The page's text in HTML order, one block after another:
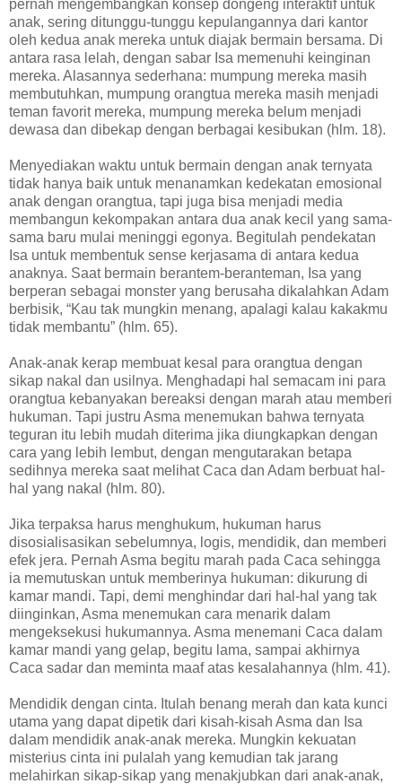
pernah mengembangkan konsep dongeng interaktif untuk
anak,‭ ‬sering ditunggu-tunggu kepulangannya dari kantor
oleh kedua anak mereka untuk diajak bermain bersama.‭ ‬Di
antara rasa lelah,‭ ‬dengan sabar Isa memenuhi keinginan
mereka.‭ ‬Alasannya sederhana:‭ ‬mumpung mereka masih
membutuhkan,‭ ‬mumpung orangtua mereka masih menjadi
teman favorit mereka,‭ ‬mumpung mereka belum menjadi
dewasa dan dibekap dengan berbagai kesibukan‭ (‬hlm.‭ ‬18‭)‬.
Menyediakan waktu untuk bermain dengan anak ternyata
tidak hanya baik untuk menanamkan kedekatan emosional
anak dengan orangtua,‭ ‬tapi juga bisa menjadi media
membangun kekompakan antara dua anak kecil yang sama-
sama baru mulai meninggi egonya.‭ ‬Begitulah pendekatan
Isa untuk membentuk‭ ‬sense kerjasama di antara kedua
anaknya.‭ ‬Saat bermain berantem-beranteman,‭ ‬Isa yang
berperan sebagai monster yang berusaha dikalahkan Adam
berbisik,‭ “‬Kau tak mungkin menang,‭ ‬apalagi kalau kakakmu
tidak membantu‭” (‬hlm.‭ ‬65‭)‬.
Anak-anak kerap membuat kesal para orangtua dengan
sikap nakal dan usilnya.‭ ‬Menghadapi hal semacam ini para
orangtua kebanyakan bereaksi dengan marah atau memberi
hukuman.‭ ‬Tapi justru Asma menemukan bahwa ternyata
teguran itu lebih mudah diterima jika diungkapkan dengan
cara yang lebih lembut,‭ ‬dengan mengutarakan betapa
sedihnya mereka saat melihat Caca dan Adam berbuat hal-
hal yang nakal‭ (‬hlm.‭ ‬80‭)‬.
Jika terpaksa harus menghukum,‭ ‬hukuman harus
disosialisasikan sebelumnya,‭ ‬logis,‭ ‬mendidik,‭ ‬dan memberi
efek jera.‭ ‬Pernah Asma begitu marah pada Caca sehingga
ia memutuskan untuk memberinya hukuman:‭ ‬dikurung di
kamar mandi.‭ ‬Tapi,‭ ‬demi menghindar dari hal-hal yang tak
diinginkan,‭ ‬Asma menemukan cara menarik dalam
mengeksekusi hukumannya.‭ ‬Asma menemani Caca dalam
kamar mandi yang gelap,‭ ‬begitu lama,‭ ‬sampai akhirnya
Caca sadar dan meminta maaf atas kesalahannya‭ (‬hlm.‭ ‬41‭)‬.
Mendidik dengan cinta.‭ ‬Itulah benang merah dan kata kunci
utama yang dapat dipetik dari kisah-kisah Asma dan Isa
dalam mendidik anak-anak mereka.‭ ‬Mungkin kekuatan
misterius cinta ini pulalah yang kemudian tak jarang
melahirkan sikap-sikap yang menakjubkan dari anak-anak,‭